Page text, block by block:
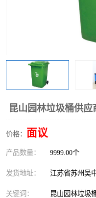
昆山园林垃圾桶供应
价格： 面议
产品数量： 9999.00个
发货地址： 江苏省苏州吴
关键词： 昆山园林垃圾